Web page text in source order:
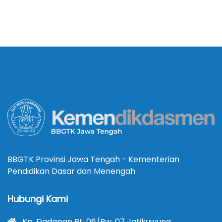
BBGTK Provinsi Jawa Tengah - Kementerian
Pendidikan Dasar dan Menengah
Hubungi Kami